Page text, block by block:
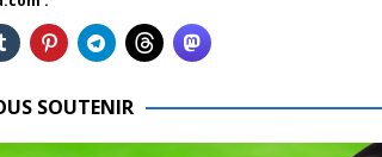
SOUTENIR